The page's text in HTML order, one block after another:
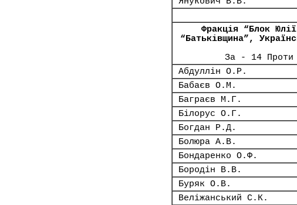
Фракція “Блок
“Батьківщина”,
За - 14 Проти
Абдуллін О.Р.
Бабаєв О.М.
Баграєв М.Г.
Білорус О.Г.
Богдан Р.Д.
Болюра А.В.
Бондаренко О.Ф.
Бородін В.В.
Буряк О.В.
Веліжанський С.К.